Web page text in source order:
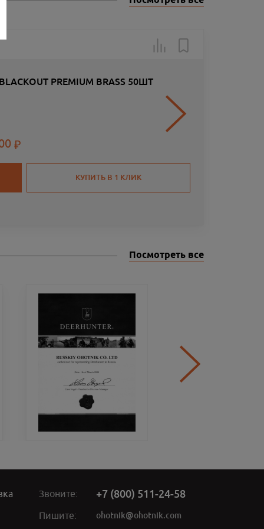
PREMIUM BRASS 50ШТ
КУПИТЬ В 1 КЛИК
Посмотреть все
Звоните: +7 (800) 511-24-58
Пишите: ohotnik@ohotnik.com